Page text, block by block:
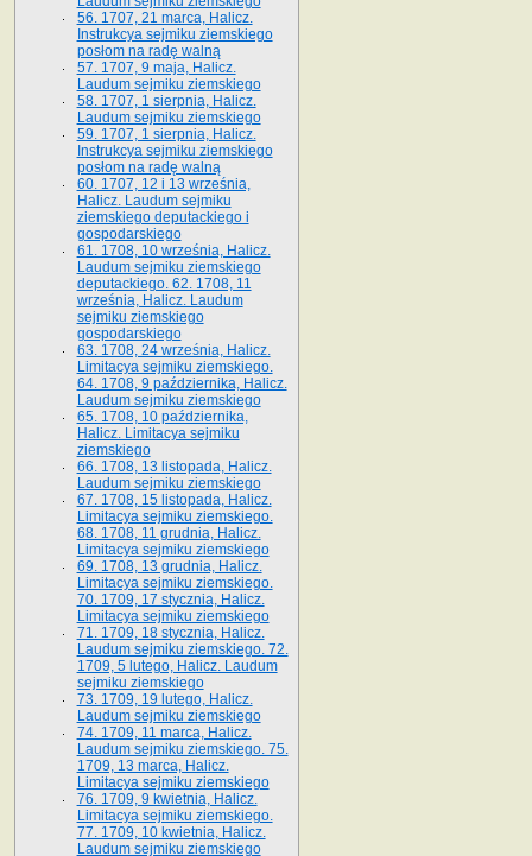
56. 1707, 21 marca, Halicz.
Instrukcya sejmiku ziemskiego
posłom na radę walną
57. 1707, 9 maja, Halicz.
Laudum sejmiku ziemskiego
58. 1707, 1 sierpnia, Halicz.
Laudum sejmiku ziemskiego
59. 1707, 1 sierpnia, Halicz.
Instrukcya sejmiku ziemskiego
posłom na radę walną
60. 1707, 12 i 13 września,
Halicz. Laudum sejmiku
ziemskiego deputackiego i
gospodarskiego
61. 1708, 10 września, Halicz.
Laudum sejmiku ziemskiego
deputackiego. 62. 1708, 11
września, Halicz. Laudum
sejmiku ziemskiego
gospodarskiego
63. 1708, 24 września, Halicz.
Limitacya sejmiku ziemskiego.
64. 1708, 9 października, Halicz.
Laudum sejmiku ziemskiego
65­. 1708, 10 października,
Halicz. Limitacya sejmiku
ziemskiego
66. 1708, 13 listopada, Halicz.
Laudum sejmiku ziemskiego
67. 1708, 15 listopada, Halicz.
Limitacya sejmiku ziemskiego.
68. 1708, 11 grudnia, Halicz.
Limitacya sejmiku ziemskiego
69. 1708, 13 grudnia, Halicz.
Limitacya sejmiku ziemskiego.
70. 1709, 17 stycznia, Halicz.
Limitacya sejmiku ziemskiego
71. 1709, 18 stycznia, Halicz.
Laudum sejmiku ziemskiego. 72.
1709, 5 lutego, Halicz. Laudum
sejmiku ziemskiego
73. 1709, 19 lutego, Halicz.
Laudum sejmiku ziemskiego
74. 1709, 11 marca, Halicz.
Laudum sejmiku ziemskiego. 75.
1709, 13 marca, Halicz.
Limitacya sejmiku ziemskiego
76. 1709, 9 kwietnia, Halicz.
Limitacya sejmiku ziemskiego.
77. 1709, 10 kwietnia, Halicz.
Laudum sejmiku ziemskiego